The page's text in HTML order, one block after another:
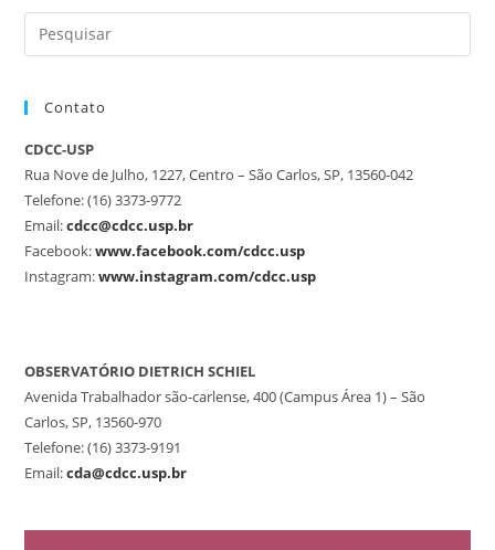
Contato
CDCC-USP
Rua Nove de Julho, 1227, Centro – São Carlos, SP, 13560-042
Telefone: (16) 3373-9772
Email:cdcc@cdcc.usp.br
Facebook:www.facebook.com/cdcc.usp
Instagram:www.instagram.com/cdcc.usp
OBSERVATÓRIO DIETRICH SCHIEL
Avenida Trabalhador são-carlense, 400 (Campus Área 1) – São
Carlos, SP, 13560-970
Telefone: (16) 3373-9191
Email:cda@cdcc.usp.br